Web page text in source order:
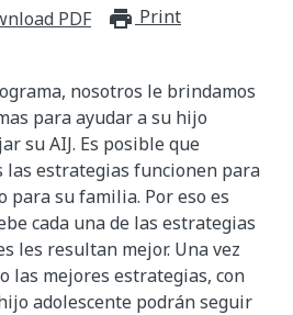
PDF Print
nosotros le brindamos
para ayudar a su hijo
su AIJ. Es posible que
las estrategias funcionen para
para su familia. Por eso es
cada una de las estrategias
les resultan mejor. Una vez
las mejores estrategias, con
adolescente podrán seguir